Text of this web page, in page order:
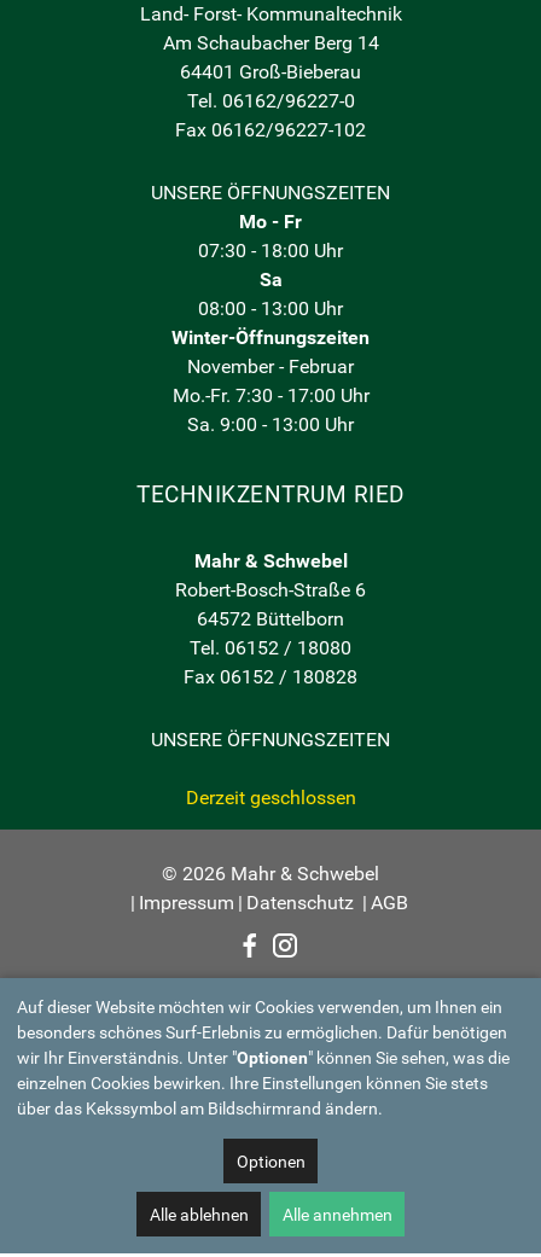
Land- Forst- Kommunaltechnik
Am Schaubacher Berg 14
64401 Groß-Bieberau
Tel. 06162/96227-0
Fax 06162/96227-102
UNSERE ÖFFNUNGSZEITEN
Mo - Fr
07:30 - 18:00 Uhr
Sa
08:00 - 13:00 Uhr
Winter-Öffnungszeiten
November - Februar
Mo.-Fr. 7:30 - 17:00 Uhr
Sa. 9:00 - 13:00 Uhr
TECHNIKZENTRUM RIED
Mahr & Schwebel
Robert-Bosch-Straße 6
64572 Büttelborn
Tel. 06152 / 18080
Fax 06152 / 180828
UNSERE ÖFFNUNGSZEITEN
Derzeit geschlossen
© 2026 Mahr & Schwebel
| Impressum | Datenschutz | AGB
Auf dieser Website möchten wir Cookies verwenden, um Ihnen ein
besonders schönes Surf-Erlebnis zu ermöglichen. Dafür benötigen
wir Ihr Einverständnis. Unter "Optionen" können Sie sehen, was die
einzelnen Cookies bewirken. Ihre Einstellungen können Sie stets
über das Kekssymbol am Bildschirmrand ändern.
Optionen
Alle ablehnen Alle annehmen